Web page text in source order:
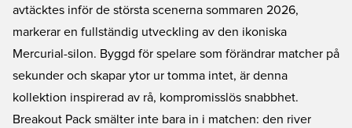
avtäcktes inför de största scenerna sommaren 2026,
markerar en fullständig utveckling av den ikoniska
Mercurial-silon. Byggd för spelare som förändrar matcher på
sekunder och skapar ytor ur tomma intet, är denna
kollektion inspirerad av rå, kompromisslös snabbhet.
Breakout Pack smälter inte bara in i matchen: den river